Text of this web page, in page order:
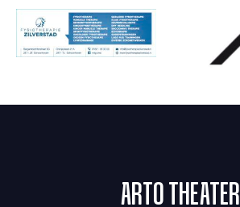
ARTO THEATER